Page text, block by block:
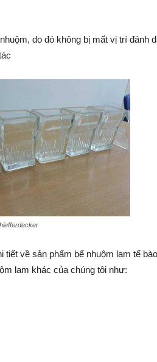
do đó không bị mất vị trí đánh
về sản phẩm bể nhuộm lam tế
lam khác của chúng tôi như: